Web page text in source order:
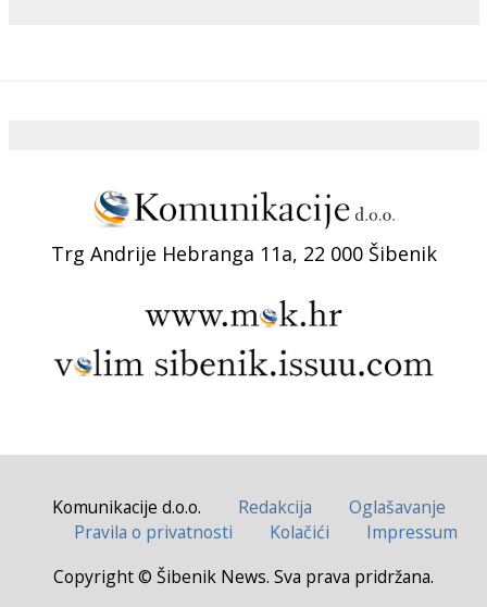
Trg Andrije Hebranga 11a, 22 000 Šibenik
Komunikacije d.o.o. Redakcija
Oglašavanje
Pravila o privatnosti
Kolačići
Impressum
Copyright © Šibenik News. Sva prava pridržana.